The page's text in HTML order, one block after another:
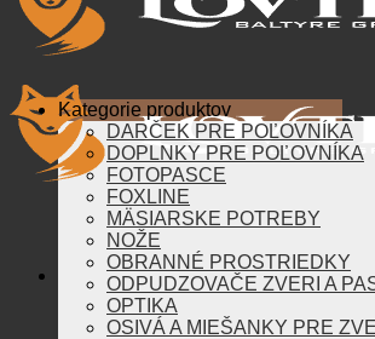
Kategorie produktov
DARČEK PRE POĽOVNÍKA
DOPLNKY PRE POĽOVNÍKA
FOTOPASCE
FOXLINE
MÄSIARSKE POTREBY
NOŽE
OBRANNÉ PROSTRIEDKY
ODPUDZOVAČE ZVERI A
OPTIKA
OSIVÁ A MIEŠANKY PRE